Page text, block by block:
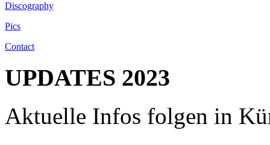
Discography
Pics
Contact
UPDATES 2023
Aktuelle Infos folgen in